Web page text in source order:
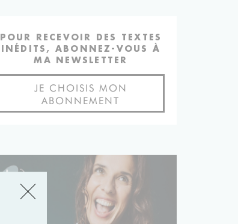
POUR RECEVOIR DES TEXTES
INÉDITS, ABONNEZ-VOUS À
MA NEWSLETTER
JE CHOISIS MON
ABONNEMENT